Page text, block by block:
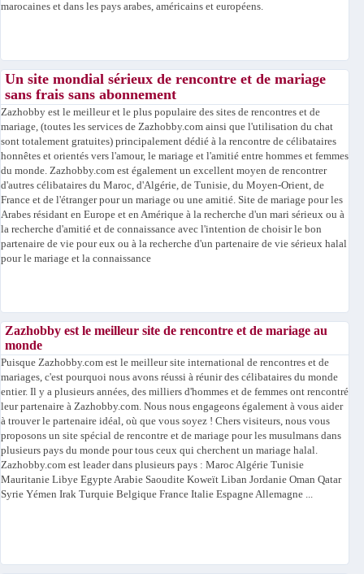
marocaines et dans les pays arabes, américains et européens.
Un site mondial sérieux de rencontre et de mariage
sans frais sans abonnement
Zazhobby est le meilleur et le plus populaire des sites de rencontres et de
mariage, (toutes les services de Zazhobby.com ainsi que l'utilisation du chat
sont totalement gratuites) principalement dédié à la rencontre de célibataires
honnêtes et orientés vers l'amour, le mariage et l'amitié entre hommes et femmes
du monde. Zazhobby.com est également un excellent moyen de rencontrer
d'autres célibataires du Maroc, d'Algérie, de Tunisie, du Moyen-Orient, de
France et de l'étranger pour un mariage ou une amitié. Site de mariage pour les
Arabes résidant en Europe et en Amérique à la recherche d'un mari sérieux ou à
la recherche d'amitié et de connaissance avec l'intention de choisir le bon
partenaire de vie pour eux ou à la recherche d'un partenaire de vie sérieux halal
pour le mariage et la connaissance
Zazhobby est le meilleur site de rencontre et de mariage au
monde
Puisque Zazhobby.com est le meilleur site international de rencontres et de
mariages, c'est pourquoi nous avons réussi à réunir des célibataires du monde
entier. Il y a plusieurs années, des milliers d'hommes et de femmes ont rencontré
leur partenaire à Zazhobby.com. Nous nous engageons également à vous aider
à trouver le partenaire idéal, où que vous soyez ! Chers visiteurs, nous vous
proposons un site spécial de rencontre et de mariage pour les musulmans dans
plusieurs pays du monde pour tous ceux qui cherchent un mariage halal.
Zazhobby.com est leader dans plusieurs pays : Maroc Algérie Tunisie
Mauritanie Libye Egypte Arabie Saoudite Koweït Liban Jordanie Oman Qatar
Syrie Yémen Irak Turquie Belgique France Italie Espagne Allemagne ...